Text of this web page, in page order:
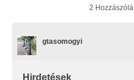
2
gtasomogyi
Hirdetések